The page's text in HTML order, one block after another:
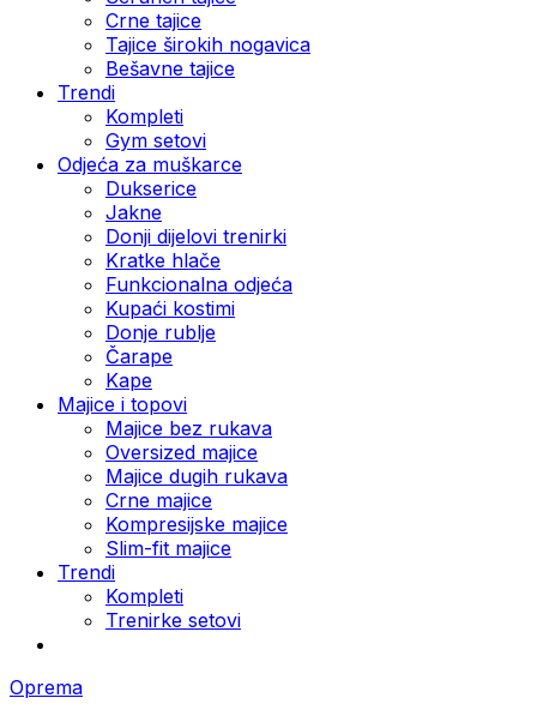
Crne tajice
Tajice širokih nogavica
Bešavne tajice
Trendi
Kompleti
Gym setovi
Odjeća za muškarce
Dukserice
Jakne
Donji dijelovi trenirki
Kratke hlače
Funkcionalna odjeća
Kupaći kostimi
Donje rublje
Čarape
Kape
Majice i topovi
Majice bez rukava
Oversized majice
Majice dugih rukava
Crne majice
Kompresijske majice
Slim-fit majice
Trendi
Kompleti
Trenirke setovi
Oprema